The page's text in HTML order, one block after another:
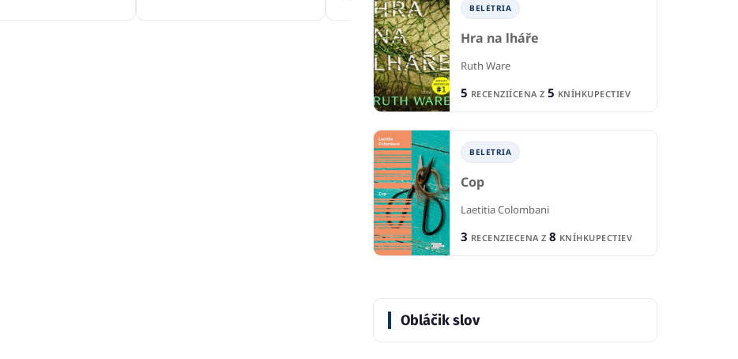
BELETRIA
Hra na lháře
Ruth Ware
5 RECENZIÍCENA Z 5 KNÍHKUPECTIEV
BELETRIA
Cop
Laetitia Colombani
3 RECENZIECENA Z 8 KNÍHKUPECTIEV
Obláčik slov